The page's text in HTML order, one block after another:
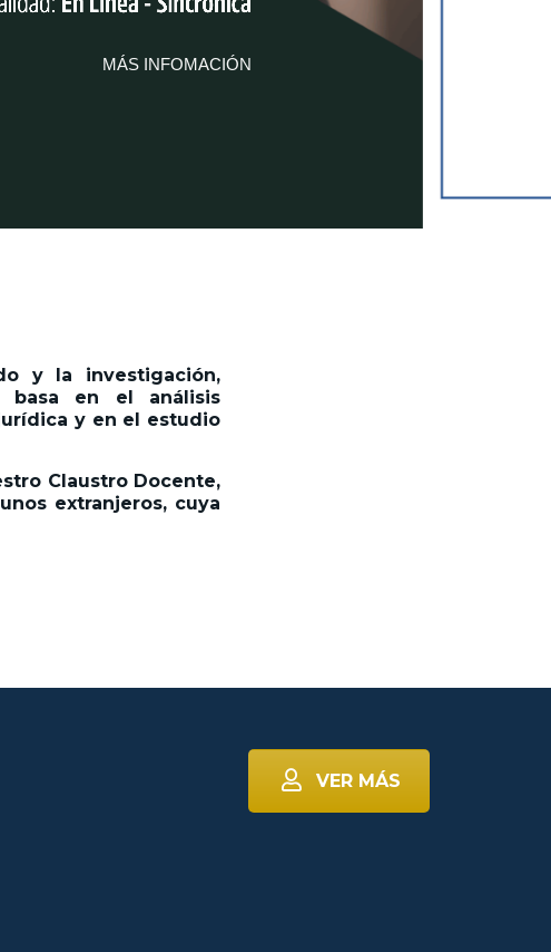
y la investigación,
en el análisis
y en el estudio
Claustro Docente,
extranjeros, cuya
VER MÁS